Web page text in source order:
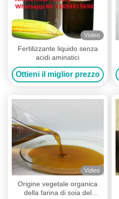
Video
Fertilizzante liquido senza
acidi aminatici
Ottieni il miglior prezzo
Video
Origine vegetale organica
della farina di soia del